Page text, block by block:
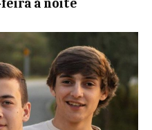
à noite